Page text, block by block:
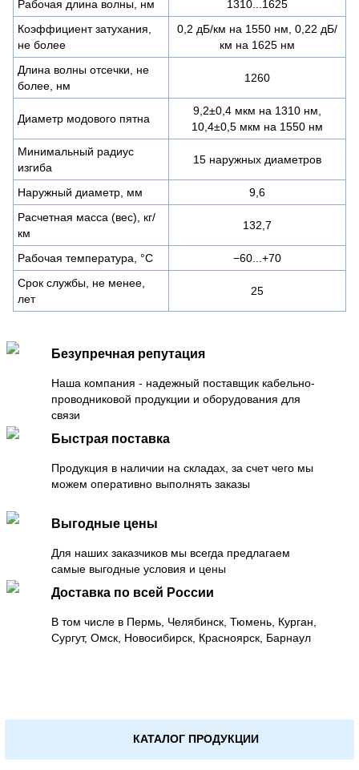
Рабочая длина волны, нм
1310...1625
Коэффициент затухания,
не более
0,2 дБ/км на 1550 нм, 0,22 дБ/
км на 1625 нм
Длина волны отсечки, не
более, нм
1260
Диаметр модового пятна
9,2±0,4 мкм на 1310 нм,
10,4±0,5 мкм на 1550 нм
Минимальный радиус
изгиба
15 наружных диаметров
Наружный диаметр, мм
9,6
Расчетная масса (вес), кг/
км
132,7
Рабочая температура, °C
−60...+70
Срок службы, не менее,
лет
25
Безупречная репутация
Наша компания - надежный поставщик кабельно-
проводниковой продукции и оборудования для
связи
Быстрая поставка
Продукция в наличии на складах, за счет чего мы
можем оперативно выполнять заказы
Выгодные цены
Для наших заказчиков мы всегда предлагаем
самые выгодные условия и цены
Доставка по всей России
В том числе в Пермь, Челябинск, Тюмень, Курган,
Сургут, Омск, Новосибирск, Красноярск, Барнаул
КАТАЛОГ ПРОДУКЦИИ